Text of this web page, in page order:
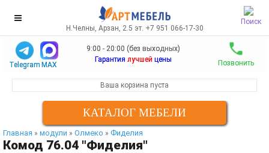
Поиск
Н.Челны, Арзан, 2.5 эт. +7 951 066-17-30
Telegram MAX
9:00 - 20:00 (без выходных)
Гарантия лучшей цены Позвонить
Ваша корзина пуста
КАТАЛОГ МЕБЕЛИ
Главная » модули » Олмеко » Фиделия
Комод 76.04 "Фиделия"